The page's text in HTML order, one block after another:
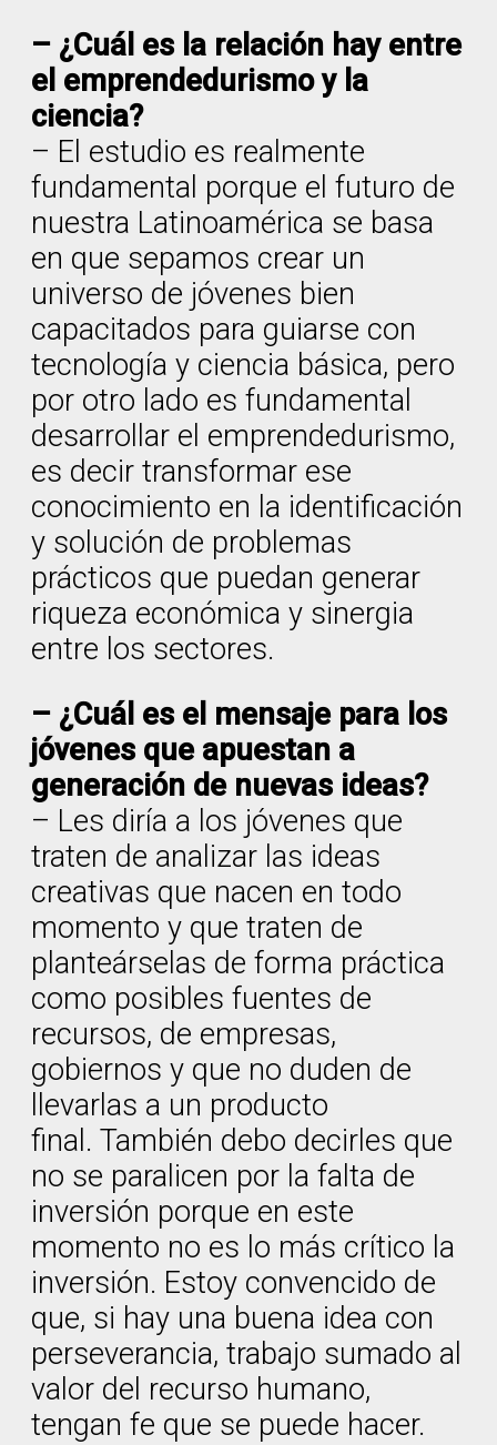
– ¿Cuál es la relación hay entre
el emprendedurismo y la
ciencia?
– El estudio es realmente
fundamental porque el futuro de
nuestra Latinoamérica se basa
en que sepamos crear un
universo de jóvenes bien
capacitados para guiarse con
tecnología y ciencia básica, pero
por otro lado es fundamental
desarrollar el emprendedurismo,
es decir transformar ese
conocimiento en la identificación
y solución de problemas
prácticos que puedan generar
riqueza económica y sinergia
entre los sectores.
– ¿Cuál es el mensaje para los
jóvenes que apuestan a
generación de nuevas ideas?
– Les diría a los jóvenes que
traten de analizar las ideas
creativas que nacen en todo
momento y que traten de
planteárselas de forma práctica
como posibles fuentes de
recursos, de empresas,
gobiernos y que no duden de
llevarlas a un producto
final. También debo decirles que
no se paralicen por la falta de
inversión porque en este
momento no es lo más crítico la
inversión. Estoy convencido de
que, si hay una buena idea con
perseverancia, trabajo sumado al
valor del recurso humano,
tengan fe que se puede hacer.